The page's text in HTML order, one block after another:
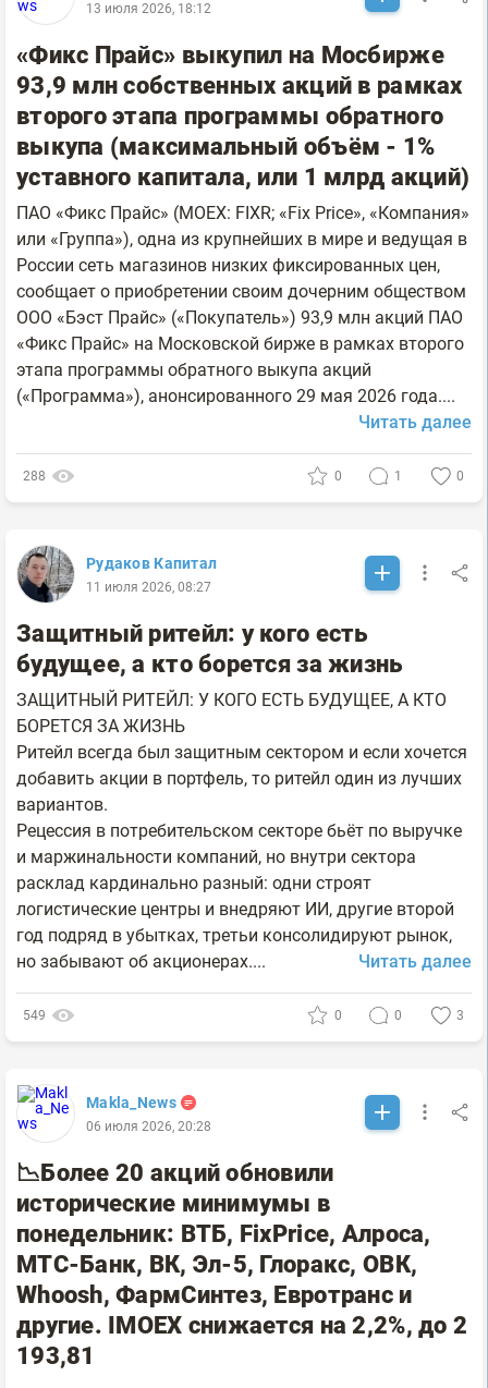
13 июля 2026, 18:12
«Фикс Прайс» выкупил на Мосбирже
93,9 млн собственных акций в рамках
второго этапа программы обратного
выкупа (максимальный объём - 1%
уставного капитала, или 1 млрд акций)
ПАО «Фикс Прайс» (MOEX: FIXR; «Fix Price», «Компания»
или «Группа»), одна из крупнейших в мире и ведущая в
России сеть магазинов низких фиксированных цен,
сообщает о приобретении своим дочерним обществом
ООО «Бэст Прайс» («Покупатель») 93,9 млн акций ПАО
«Фикс Прайс» на Московской бирже в рамках второго
этапа программы обратного выкупа акций
(«Программа»), анонсированного 29 мая 2026 года....
Читать далее
288 0 1 0
Рудаков Капитал
11 июля 2026, 08:27
Защитный ритейл: у кого есть
будущее, а кто борется за жизнь
ЗАЩИТНЫЙ РИТЕЙЛ: У КОГО ЕСТЬ БУДУЩЕЕ, А КТО
БОРЕТСЯ ЗА ЖИЗНЬ
Ритейл всегда был защитным сектором и если хочется
добавить акции в портфель, то ритейл один из лучших
вариантов.
Рецессия в потребительском секторе бьёт по выручке
и маржинальности компаний, но внутри сектора
расклад кардинально разный: одни строят
логистические центры и внедряют ИИ, другие второй
год подряд в убытках, третьи консолидируют рынок,
но забывают об акционерах....
Читать далее
549 0 0 3
Makla_News
06 июля 2026, 20:28
📉Более 20 акций обновили
исторические минимумы в
понедельник: ВТБ, FixPrice, Алроса,
МТС-Банк, ВК, Эл-5, Глоракс, ОВК,
Whoosh, ФармСинтез, Евротранс и
другие. IMOEX снижается на 2,2%, до 2
193,81